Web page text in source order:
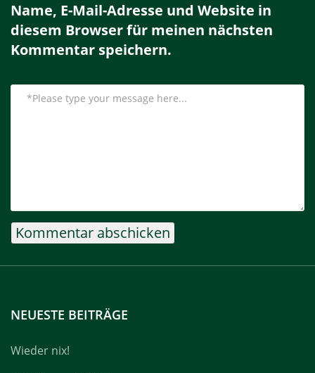
Name, E-Mail-Adresse und Website in
diesem Browser für meinen nächsten
Kommentar speichern.
NEUESTE BEITRÄGE
Wieder nix!